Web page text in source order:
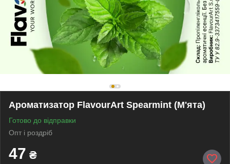
Ароматизатор FlavourArt Spearmint (М'ята)
Готово до відправки
Опт і роздріб
47 ₴